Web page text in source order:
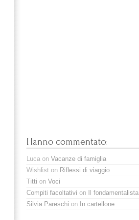
Hanno commentato:
Luca on Vacanze di famiglia
Wishlist on Riflessi di viaggio
Titti on Voci
Compiti facoltativi on
Il fondamentalista
Silvia Pareschi on In cartellone